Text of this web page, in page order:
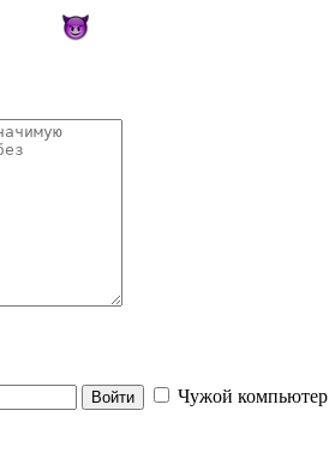
Войти
Чужой компьютер